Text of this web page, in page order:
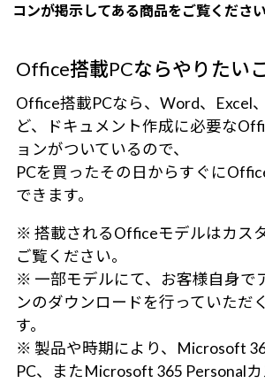
コンが掲示してある商品をご覧ください
Office搭載PCならやりたい
Office搭載PCなら、Word、Excel
ど、ドキュメント作成に必要な
ョンがついているので、
PCを買ったその日からすぐに
できます。
※ 搭載されるOfficeモデルはカス
ご覧ください。
※ 一部モデルにて、お客様自身で
ンのダウンロードを行っていただ
す。
※ 製品や時期により、Microsoft
PC、またMicrosoft 365 Personal